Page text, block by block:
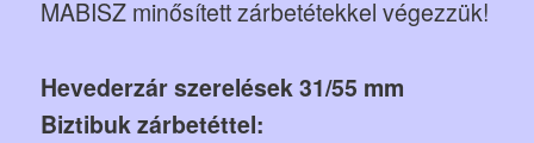
MABISZ minősített zárbetétekkel végezzük!
Hevederzár szerelések 31/55 mm
Biztibuk zárbetéttel: